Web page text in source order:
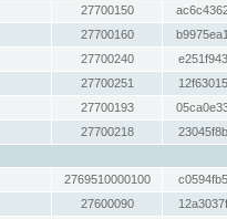
27700150
27700160
27700240
27700251
27700193
27700218
2769510000100
27600090